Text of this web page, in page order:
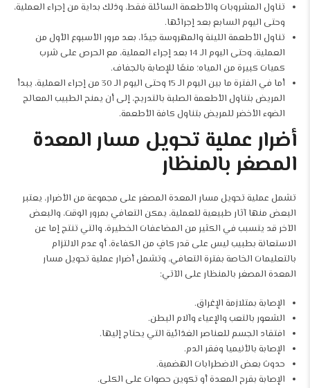
تناول المشروبات والأطعمة السائلة فقط، وذلك بداية من إجراء العملية،
وحتى اليوم السابع بعد إجرائها.
تناول الأطعمة اللينة والمهروسة جيدًا، بعد مرور الأسبوع الأول من
العملية، وحتى اليوم الـ 14 بعد إجراء العملية، مع الحرص على شرب
كميات كبيرة من المياه؛ منعًا للإصابة بالجفاف.
أما في الفترة ما بين اليوم الـ 15 وحتى اليوم الـ 30 من إجراء العملية، يبدأ
المريض بتناول الأطعمة الصلبة بالتدريج، إلى أن يمنح الطبيب المعالج
الضوء الأخضر للمريض بتناول كافة الأطعمة.
أضرار عملية تحويل مسار المعدة
المصغر بالمنظار
تشمل عملية تحويل مسار المعدة المصغر على مجموعة من الأضرار، يعتبر
البعض منها آثار طبيعية للعملية، يمكن التعافي بمرور الوقت، والبعض
الآخر قد يتسبب في الكثير من المضاعفات الخطيرة، والتي تنتج إما عن
الاستعانة بطبيب ليس على قدر كافٍ من الكفاءة، أو عدم الالتزام
بالتعليمات الخاصة بفترة التعافي، وتشمل أضرار عملية تحويل مسار
المعدة المصغر بالمنظار على الآتي:
الإصابة بمتلازمة الإغراق.
الشعور بالتعب والإعياء وآلام البطن.
افتقاد الجسم للعناصر الغذائية التي يحتاج إليها.
الإصابة بالأنيميا وفقر الدم.
حدوث بعض الاضطرابات الهضمية.
الإصابة بقرح المعدة أو تكوين حصوات على الكلى.